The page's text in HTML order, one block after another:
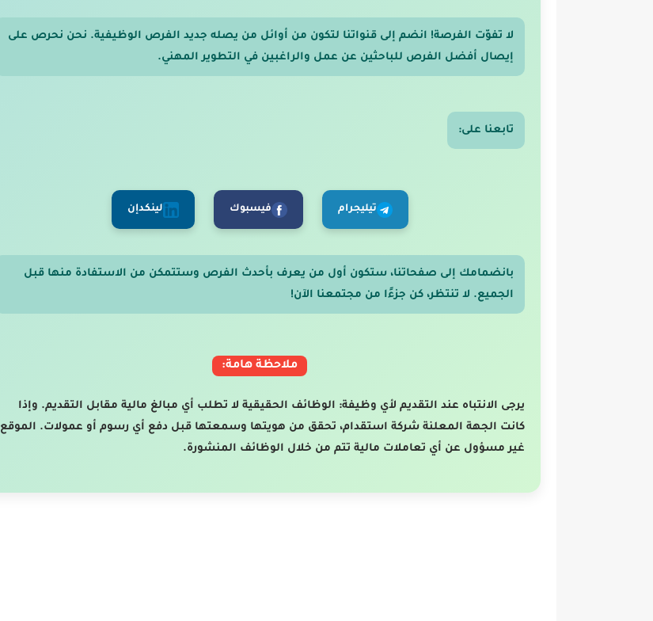
لا تفوّت الفرصة! انضم إلى قنواتنا لتكون من أوائل من يصله جديد الفرص الوظيفية. نحن نحرص على
إيصال أفضل الفرص للباحثين عن عمل والراغبين في التطوير المهني.
تابعنا على:
تيليجرام فيسبوك لينكدإن
بانضمامك إلى صفحاتنا، ستكون أول من يعرف بأحدث الفرص وستتمكن من الاستفادة منها قبل
الجميع. لا تنتظر، كن جزءًا من مجتمعنا الآن!
ملاحظة هامة:
يرجى الانتباه عند التقديم لأي وظيفة: الوظائف الحقيقية لا تطلب أي مبالغ مالية مقابل التقديم. وإذا
كانت الجهة المعلنة شركة استقدام، تحقق من هويتها وسمعتها قبل دفع أي رسوم أو عمولات. الموقع
غير مسؤول عن أي تعاملات مالية تتم من خلال الوظائف المنشورة.